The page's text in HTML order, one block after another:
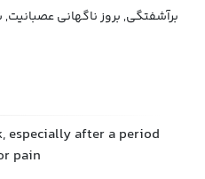
برآشفتگی, بروز ناگهانی
especially after a period
pain